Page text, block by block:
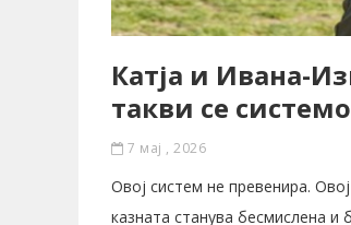
Катја и Ивана-
такви се
7 мај , 2026
Овој систем не превенира.
казната станува бесмислена и